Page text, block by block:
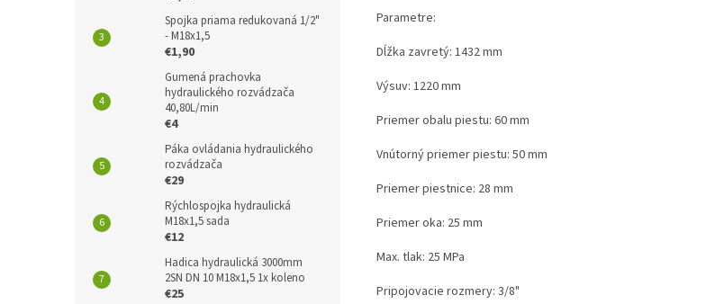
Spojka priama redukovaná 1/2"
- M18x1,5
€1,90
Gumená prachovka
hydraulického rozvádzača
40,80L/min
€4
Páka ovládania hydraulického
rozvádzača
€29
Rýchlospojka hydraulická
M18x1,5 sada
€12
Hadica hydraulická 3000mm
2SN DN 10 M18x1,5 1x koleno
€25
Parametre:
Dĺžka zavretý: 1432 mm
Výsuv: 1220 mm
Priemer obalu piestu: 60 mm
Vnútorný priemer piestu: 50 mm
Priemer piestnice: 28 mm
Priemer oka: 25 mm
Max. tlak: 25 MPa
Pripojovacie rozmery: 3/8"